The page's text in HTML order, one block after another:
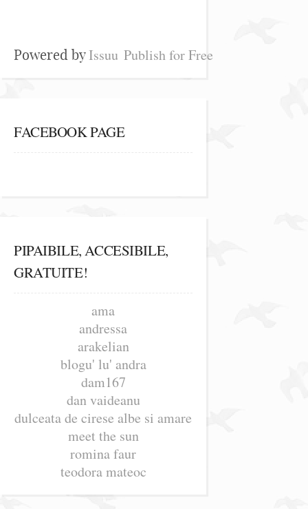
Powered byIssuu Publish for Free
FACEBOOK PAGE
PIPAIBILE, ACCESIBILE,
GRATUITE!
ama
andressa
arakelian
blogu' lu' andra
dam167
dan vaideanu
dulceata de cirese albe si amare
meet the sun
romina faur
teodora mateoc